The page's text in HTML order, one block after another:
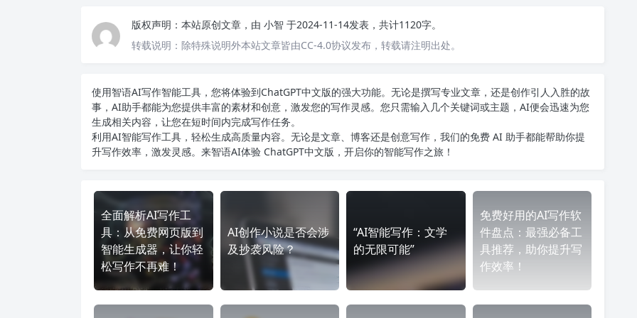
版权声明： 本站原创文章，由 小智 于2024-11-14发表，共计1120字。
转载说明： 除特殊说明外本站文章皆由CC-4.0协议发布，转载请注明出处。
使用智语AI写作智能工具，您将体验到ChatGPT中文版的强大功能。无论是撰写专业文章，还是创作引人入胜的故
事，AI助手都能为您提供丰富的素材和创意，激发您的写作灵感。您只需输入几个关键词或主题，AI便会迅速为您
生成相关内容，让您在短时间内完成写作任务。
利用AI智能写作工具，轻松生成高质量内容。无论是文章、博客还是创意写作，我们的免费 AI 助手都能帮助你提
升写作效率，激发灵感。来智语AI体验 ChatGPT中文版 ，开启你的智能写作之旅！
全面解析AI写作工
具：从免费网页版到
智能生成器，让你轻
松写作不再难！
AI创作小说是否会涉
及抄袭风险？
“AI智能写作：文学
的无限可能”
免费好用的AI写作软
件盘点：最强必备工
具推荐，助你提升写
作效率！